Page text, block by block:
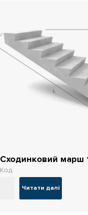
Сходинковий марш
Код:
Читати далі